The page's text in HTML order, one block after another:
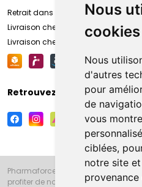
Nous
cookies
Nous
d'autres
pour
de
vous
ciblées,
notre site
Retrait dans la pharmacie
Livraison chez vous
Livraison chez votre commerçant
Retrouvez-nous sur vos
Pharmaforce.fr et la Grande
profiter de notre accueil, de nos